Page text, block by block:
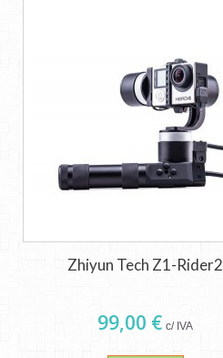
Zhiyun Tech Z1-Rider2
99,00 € c/ IVA